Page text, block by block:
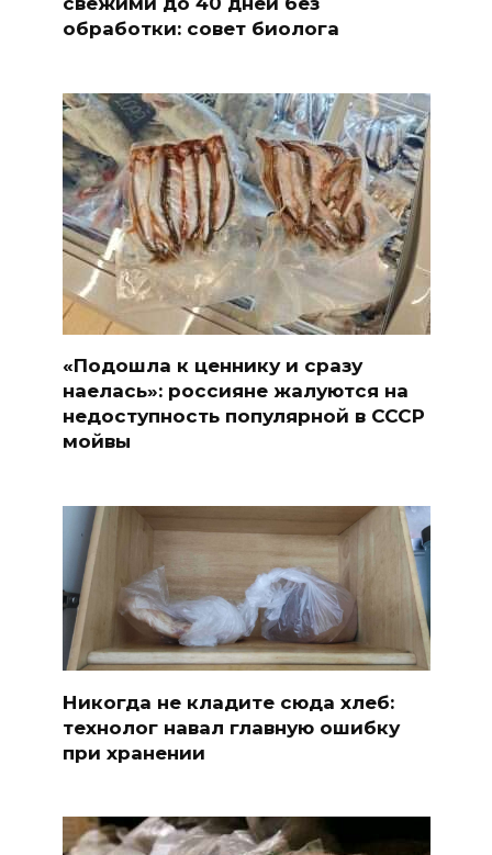
обработки: совет биолога
«Подошла к ценнику и сразу
наелась»: россияне жалуются на
недоступность популярной в СССР
мойвы
Никогда не кладите сюда хлеб:
технолог навал главную ошибку
при хранении